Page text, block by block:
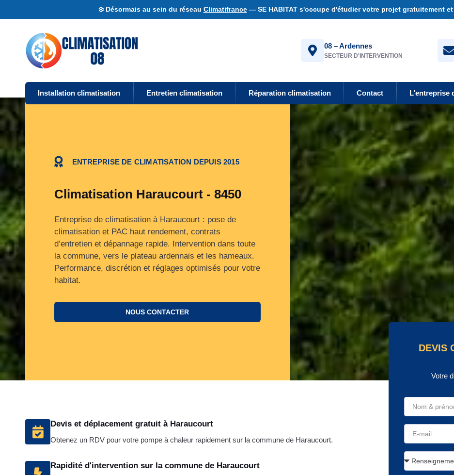
❄️ Désormais au sein du réseau Climatifrance— SE HABITAT s'occupe d'étudier votre projet gratuitement
08 – Ardennes
SECTEUR D'INTERVENTION
Installation climatisation Entretien climatisation Réparation climatisation Contact L’entreprise
ENTREPRISE DE CLIMATISATION DEPUIS 2015
Climatisation Haraucourt - 8450
Entreprise de climatisation à Haraucourt : pose de
climatisation et PAC haut rendement, contrats
d’entretien et dépannage rapide. Intervention dans toute
la commune, vers le plateau ardennais et les hameaux.
Performance, discrétion et réglages optimisés pour votre
habitat.
NOUS CONTACTER
Devis et déplacement gratuit à Haraucourt
Obtenez un RDV pour votre pompe à chaleur rapidement sur la commune de Haraucourt.
Rapidité d'intervention sur la commune de Haraucourt
DEVIS
Votre